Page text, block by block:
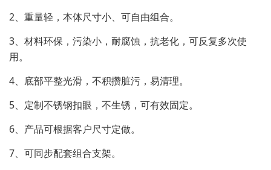
2、重量轻，本体尺寸小、可自由组合。
3、材料环保，污染小，耐腐蚀，抗老化，可反复多次使
用。
4、底部平整光滑，不积攒脏污，易清理。
5、定制不锈钢扣眼，不生锈，可有效固定。
6、产品可根据客户尺寸定做。
7、可同步配套组合支架。